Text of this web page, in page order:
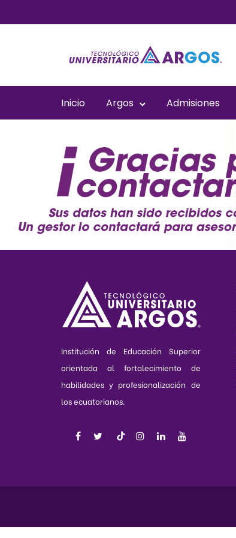
Inicio Argos Admisiones
Institución de Educación Superior
orientada al fortalecimiento de
habilidades y profesionalización de
los ecuatorianos.